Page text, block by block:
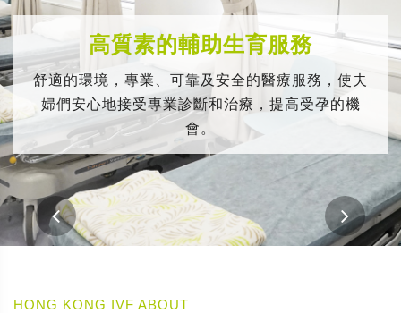
高質素的輔助生育服務
舒適的環境，專業、可靠及安全的醫療服務，使夫
婦們安心地接受專業診斷和治療，提高受孕的機
會。
HONG KONG IVF ABOUT